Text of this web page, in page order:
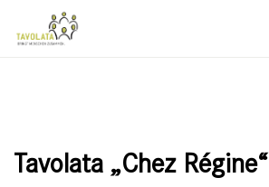
Tavolata „Chez Régine“